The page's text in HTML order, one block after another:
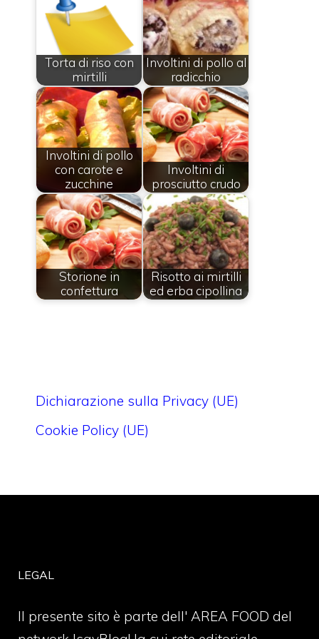
Torta di riso con
mirtilli
Involtini di pollo al
radicchio
Involtini di pollo
con carote e
zucchine
Involtini di
prosciutto crudo
Storione in
confettura
Risotto ai mirtilli
ed erba cipollina
Dichiarazione sulla Privacy (UE)
Cookie Policy (UE)
LEGAL
Il presente sito è parte dell' AREA FOOD del